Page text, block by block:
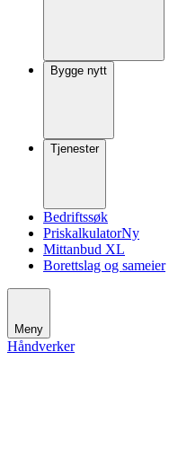
Bygge nytt
Tjenester
Bedriftssøk
PriskalkulatorNy
Mittanbud XL
Borettslag og sameier
Meny
Håndverker